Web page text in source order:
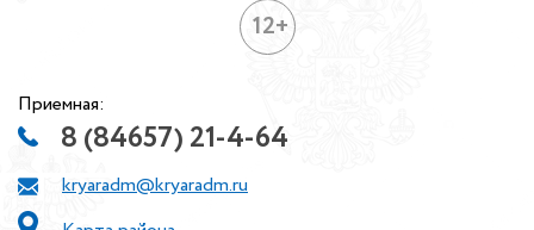
12+
Приемная:
8 (84657) 21-4-64
kryaradm@kryaradm.ru